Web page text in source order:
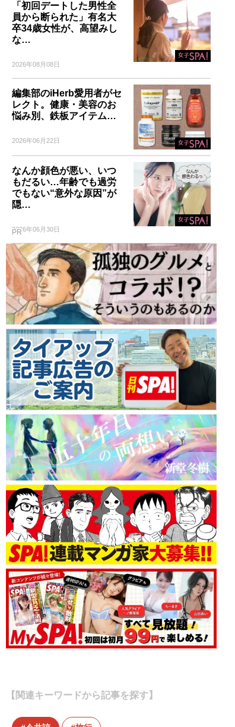
「初回デートした男性全
員から断られた」有名大
卒34歳女性が、高望みし
な…
2026年08月08日
編集部のiHerb愛用者がセ
レクト。健康・美容のお
悩み別、鉄板アイテム…
2026年06月22日
なんか顔色が悪い、いつ
もだるい…年齢でも過労
でもない“意外な原因”が
隠…
2026年06月30日
PR
【関連キーワードから記事を探す】